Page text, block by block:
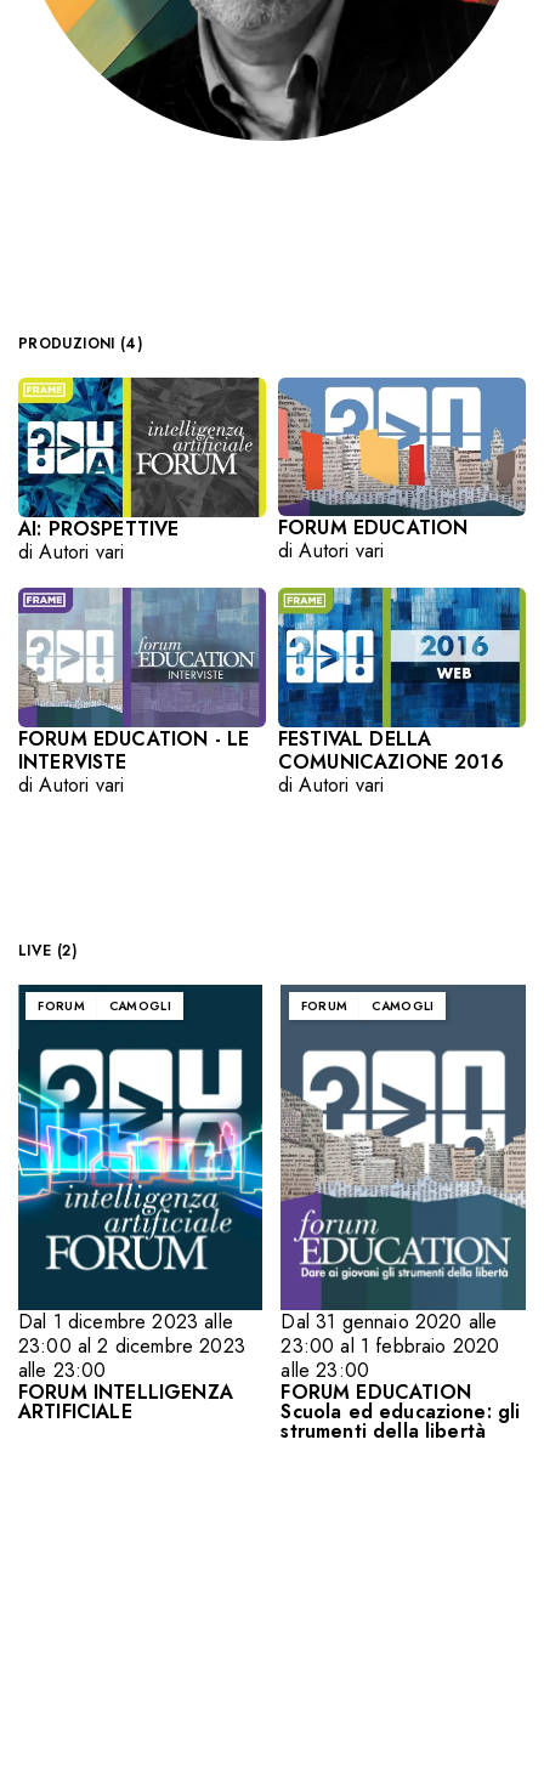
PRODUZIONI (4)
AI: PROSPETTIVE
di Autori vari
FORUM EDUCATION
di Autori vari
FORUM EDUCATION - LE
INTERVISTE
di Autori vari
FESTIVAL DELLA
COMUNICAZIONE 2016
di Autori vari
LIVE (2)
Dal 1 dicembre 2023 alle
23:00 al 2 dicembre 2023
alle 23:00
FORUM INTELLIGENZA
ARTIFICIALE
FORUM CAMOGLI
Dal 31 gennaio 2020 alle
23:00 al 1 febbraio 2020
alle 23:00
FORUM EDUCATION
Scuola ed educazione: gli
strumenti della libertà
FORUM CAMOGLI